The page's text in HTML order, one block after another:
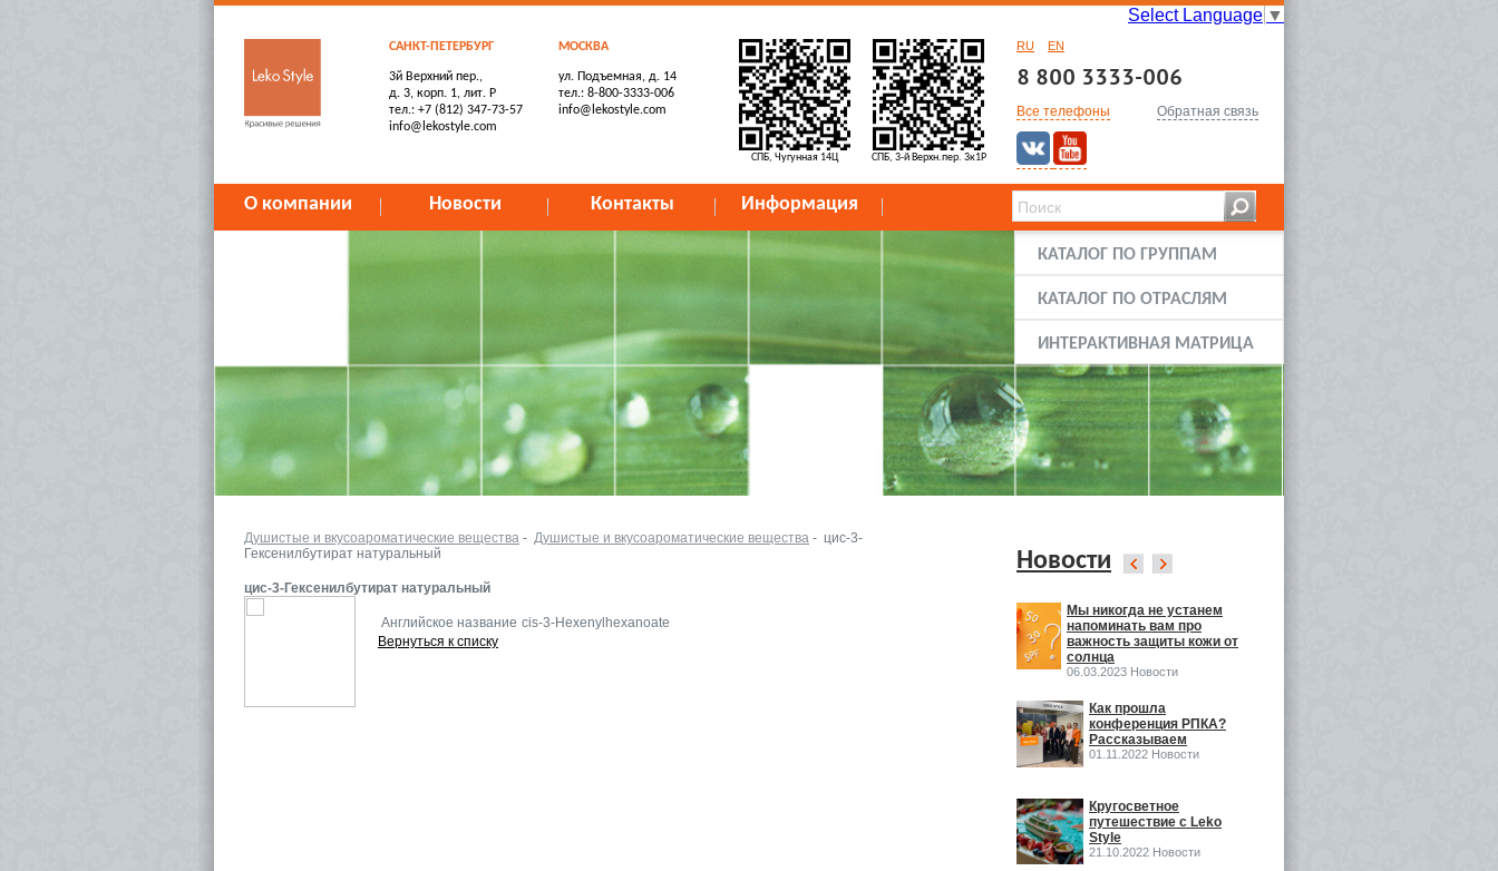
Select Language ▼
САНКТ-ПЕТЕРБУРГ
3й Верхний пер.,
д. 3, корп. 1, лит. Р
тел.: +7 (812) 347-73-57
info@lekostyle.com
МОСКВА
ул. Подъемная, д. 14
тел.: 8-800-3333-006
info@lekostyle.com
СПБ, Чугунная 14Ц СПБ, 3-й Верхн.пер. 3к1Р
RU EN
8 800 3333-006
Все телефоны Обратная связь
О компании Новости Контакты Информация
КАТАЛОГ ПО ГРУППАМ
КАТАЛОГ ПО ОТРАСЛЯМ
ИНТЕРАКТИВНАЯ МАТРИЦА
Душистые и вкусоароматические вещества - Душистые и вкусоароматические вещества - цис-3-
Гексенилбутират натуральный
цис-3-Гексенилбутират натуральный
Английское название cis-3-Hexenylhexanoate
Вернуться к списку
Новости
Мы никогда не устанем
напоминать вам про
важность защиты кожи от
солнца
06.03.2023 Новости
Как прошла
конференция РПКА?
Рассказываем
01.11.2022 Новости
Кругосветное
путешествие с Leko
Style
21.10.2022 Новости